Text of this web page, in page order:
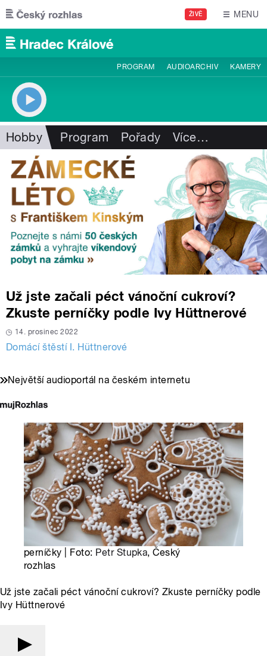
Přejít k hlavnímu obsahu
ŽIVĚ MENU
PROGRAM AUDIOARCHIV KAMERY
Hobby Program Pořady Více…
Už jste začali péct vánoční cukroví?
Zkuste perníčky podle Ivy Hüttnerové
14. prosinec 2022
Domácí štěstí I. Hüttnerové
Největší audioportál na českém internetu
perníčky | Foto: Petr Stupka, Český
rozhlas
Už jste začali péct vánoční cukroví? Zkuste perníčky podle
Ivy Hüttnerové